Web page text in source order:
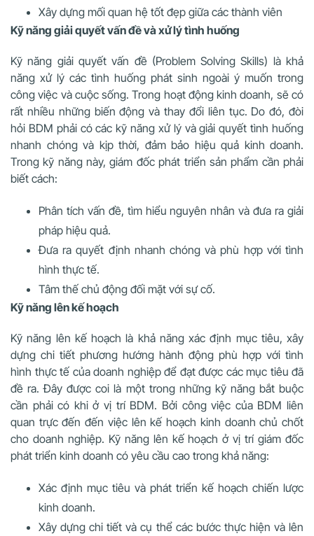
Xây dựng mối quan hệ tốt đẹp giữa các thành viên
Kỹ năng giải quyết vấn đề và xử lý tình huống
Kỹ năng giải quyết vấn đề (Problem Solving Skills) là khả
năng xử lý các tình huống phát sinh ngoài ý muốn trong
công việc và cuộc sống. Trong hoạt động kinh doanh, sẽ có
rất nhiều những biến động và thay đổi liên tục. Do đó, đòi
hỏi BDM phải có các kỹ năng xử lý và giải quyết tình huống
nhanh chóng và kịp thời, đảm bảo hiệu quả kinh doanh.
Trong kỹ năng này, giám đốc phát triển sản phẩm cần phải
biết cách:
Phân tích vấn đề, tìm hiểu nguyên nhân và đưa ra giải
pháp hiệu quả.
Đưa ra quyết định nhanh chóng và phù hợp với tình
hình thực tế.
Tâm thế chủ động đối mặt với sự cố.
Kỹ năng lên kế hoạch
Kỹ năng lên kế hoạch là khả năng xác định mục tiêu, xây
dựng chi tiết phương hướng hành động phù hợp với tình
hình thực tế của doanh nghiệp để đạt được các mục tiêu đã
đề ra. Đây được coi là một trong những kỹ năng bắt buộc
cần phải có khi ở vị trí BDM. Bởi công việc của BDM liên
quan trực đến đến việc lên kế hoạch kinh doanh chủ chốt
cho doanh nghiệp. Kỹ năng lên kế hoạch ở vị trí giám đốc
phát triển kinh doanh có yêu cầu cao trong khả năng:
Xác định mục tiêu và phát triển kế hoạch chiến lược
kinh doanh.
Xây dựng chi tiết và cụ thể các bước thực hiện và lên